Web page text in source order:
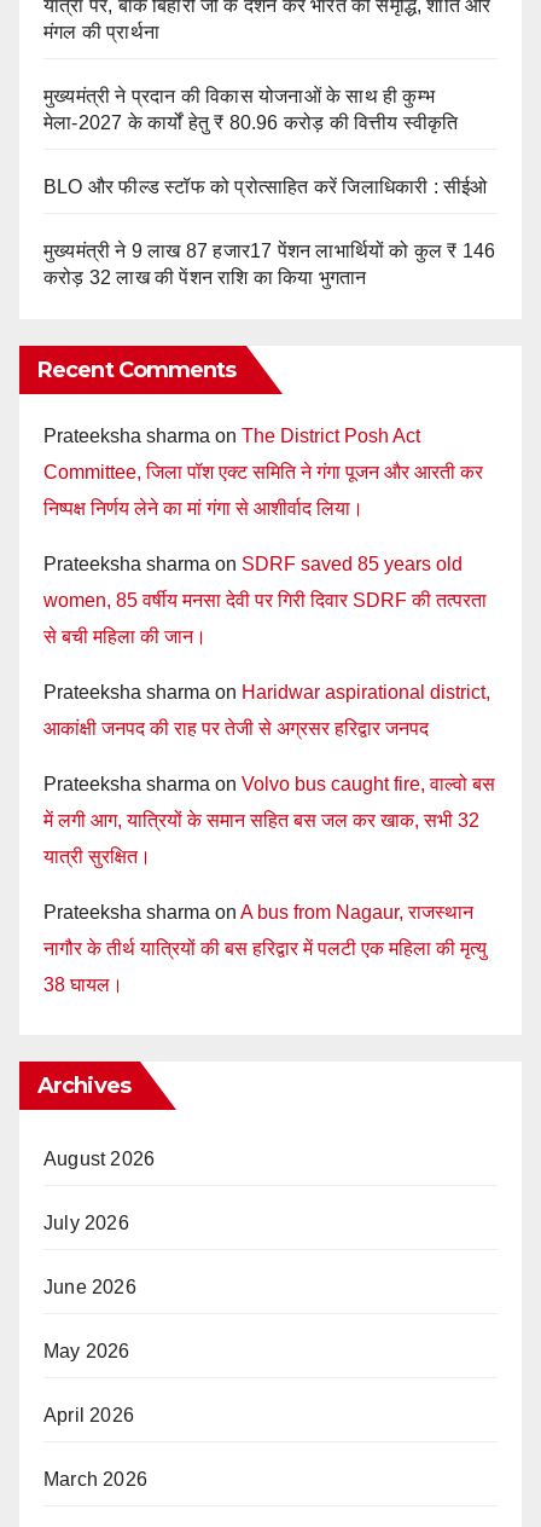
यात्रा पर, बांके बिहारी जी के दर्शन कर भारत की समृद्धि, शांति और
मंगल की प्रार्थना
मुख्यमंत्री ने प्रदान की विकास योजनाओं के साथ ही कुम्भ
मेला-2027 के कार्यों हेतु ₹ 80.96 करोड़ की वित्तीय स्वीकृति
BLO और फील्ड स्टॉफ को प्रोत्साहित करें जिलाधिकारी : सीईओ
मुख्यमंत्री ने 9 लाख 87 हजार17 पेंशन लाभार्थियों को कुल ₹ 146
करोड़ 32 लाख की पेंशन राशि का किया भुगतान
Recent Comments
Prateeksha sharma on The District Posh Act
Committee, जिला पॉश एक्ट समिति ने गंगा पूजन और आरती कर
निष्पक्ष निर्णय लेने का मां गंगा से आशीर्वाद लिया।
Prateeksha sharma on SDRF saved 85 years old
women, 85 वर्षीय मनसा देवी पर गिरी दिवार SDRF की तत्परता
से बची महिला की जान।
Prateeksha sharma on Haridwar aspirational district,
आकांक्षी जनपद की राह पर तेजी से अग्रसर हरिद्वार जनपद
Prateeksha sharma on Volvo bus caught fire, वाल्वो बस
में लगी आग, यात्रियों के समान सहित बस जल कर खाक, सभी 32
यात्री सुरक्षित।
Prateeksha sharma on A bus from Nagaur, राजस्थान
नागौर के तीर्थ यात्रियों की बस हरिद्वार में पलटी एक महिला की मृत्यु
38 घायल।
Archives
August 2026
July 2026
June 2026
May 2026
April 2026
March 2026